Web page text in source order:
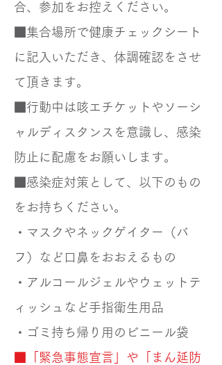
合、参加をお控えください。
■集合場所で健康チェックシート
に記入いただき、体調確認をさせ
て頂きます。
■行動中は咳エチケットやソーシ
ャルディスタンスを意識し、感染
防止に配慮をお願いします。
■感染症対策として、以下のもの
をお持ちください。
・マスクやネックゲイター（バ
フ）など口鼻をおおえるもの
・アルコールジェルやウェットテ
ィッシュなど手指衛生用品
・ゴミ持ち帰り用のビニール袋
■「緊急事態宣言」や「まん延防